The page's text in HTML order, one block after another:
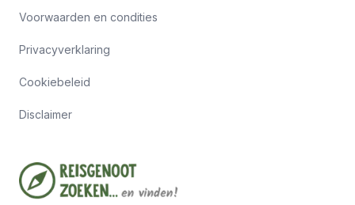
Voorwaarden en condities
Privacyverklaring
Cookiebeleid
Disclaimer